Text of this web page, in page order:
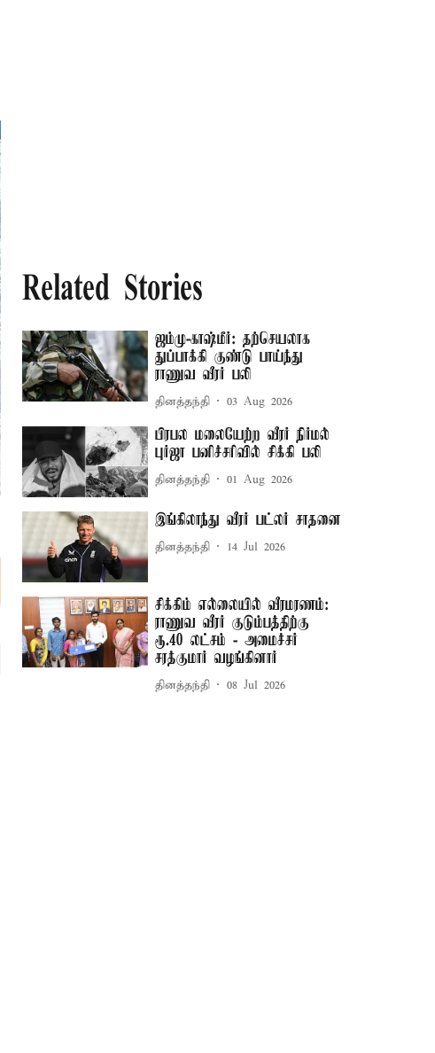
Related Stories
ஜம்மு-காஷ்மீர்: தற்செயலாக
துப்பாக்கி குண்டு பாய்ந்து
ராணுவ வீரர் பலி
தினத்தந்தி 03 Aug 2026
பிரபல மலையேற்ற வீரர் நிர்மல்
புர்ஜா பனிச்சரிவில் சிக்கி பலி
தினத்தந்தி 01 Aug 2026
இங்கிலாந்து வீரர் பட்லர் சாதனை
தினத்தந்தி 14 Jul 2026
சிக்கிம் எல்லையில் வீரமரணம்:
ராணுவ வீரர் குடும்பத்திற்கு
ரூ.40 லட்சம் - அமைச்சர்
சரத்குமார் வழங்கினார்
தினத்தந்தி 08 Jul 2026